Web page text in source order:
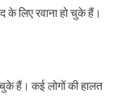
के लिए रवाना हो चुके हैं।
हैं। कई लोगों की हालत